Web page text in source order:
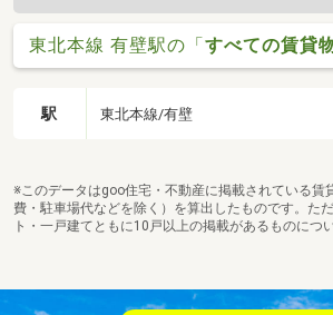
東北本線 有壁駅の「すべての賃貸
駅 東北本線/有壁
※このデータはgoo住宅・不動産に掲載されている賃
費・駐車場代などを除く）を算出したものです。た
ト・一戸建てともに10戸以上の掲載があるものにつ